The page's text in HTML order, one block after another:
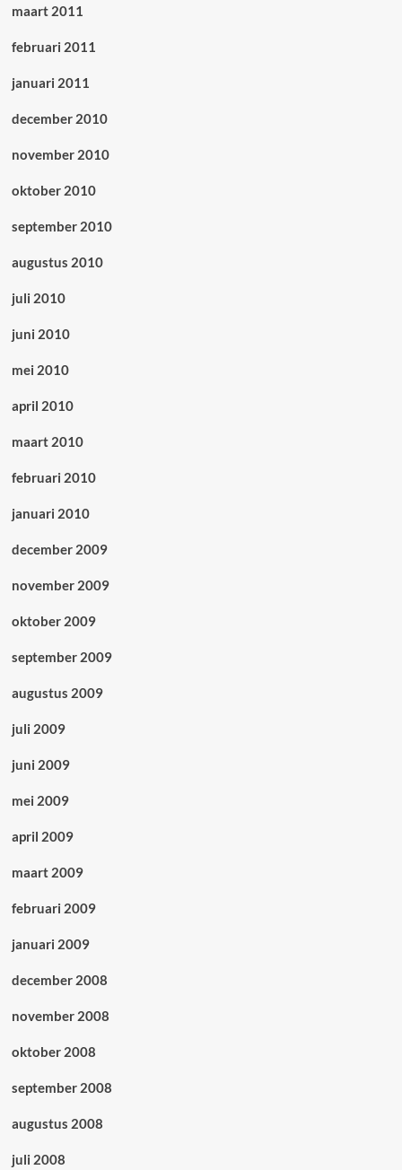
maart 2011
februari 2011
januari 2011
december 2010
november 2010
oktober 2010
september 2010
augustus 2010
juli 2010
juni 2010
mei 2010
april 2010
maart 2010
februari 2010
januari 2010
december 2009
november 2009
oktober 2009
september 2009
augustus 2009
juli 2009
juni 2009
mei 2009
april 2009
maart 2009
februari 2009
januari 2009
december 2008
november 2008
oktober 2008
september 2008
augustus 2008
juli 2008